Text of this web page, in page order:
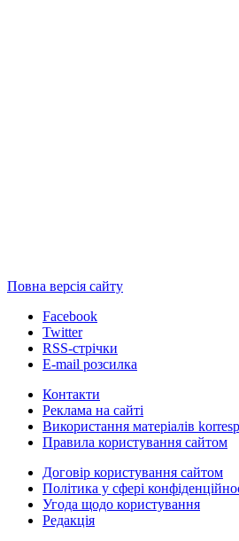
Повна версія сайту
Facebook
Twitter
RSS-стрічки
E-mail розсилка
Контакти
Реклама на сайті
Використання матеріалів
Правила користування сайтом
Договір користування сайтом
Політика у сфері
Угода щодо користування
Редакція